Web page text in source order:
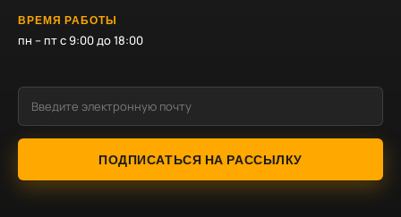
ВРЕМЯ РАБОТЫ
пн – пт с 9:00 до 18:00
ПОДПИСАТЬСЯ НА РАССЫЛКУ